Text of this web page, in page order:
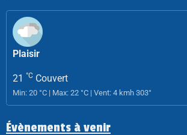
Plaisir
21 °C Couvert
Min: 20 °C | Max: 22 °C | Vent: 4 kmh 303°
Évènements à venir